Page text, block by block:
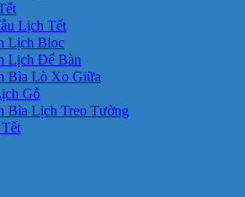
Lịch Tết
Lịch Bloc
Lịch Để Bàn
Bìa Lò Xo Giữa
Gỗ
Bìa Lịch Treo Tường